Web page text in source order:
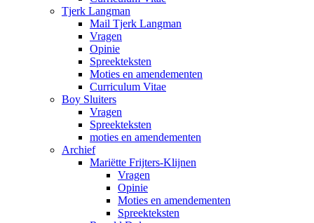
Tjerk Langman
Mail Tjerk Langman
Vragen
Opinie
Spreekteksten
Moties en amendementen
Curriculum Vitae
Boy Sluiters
Vragen
Spreekteksten
moties en amendementen
Archief
Mariëtte Frijters-Klijnen
Vragen
Opinie
Moties en amendementen
Spreekteksten